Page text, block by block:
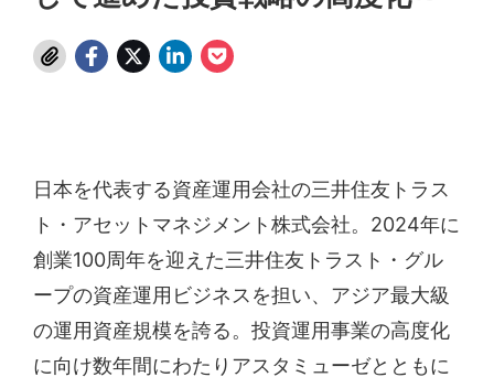
日本を代表する資産運用会社の三井住友トラス
ト・アセットマネジメント株式会社。2024年に
創業100周年を迎えた三井住友トラスト・グル
ープの資産運用ビジネスを担い、アジア最大級
の運用資産規模を誇る。投資運用事業の高度化
に向け数年間にわたりアスタミューゼとともに